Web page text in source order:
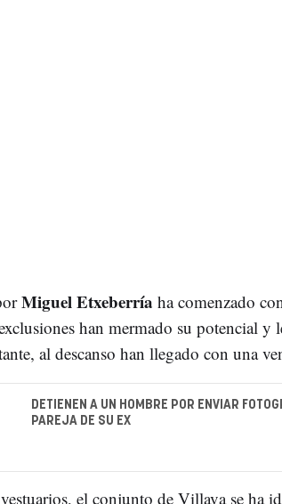
Miguel Etxeberría ha comenzado
han mermado su potencial
al descanso han llegado con una
DETIENEN A UN HOMBRE POR ENVIAR
PAREJA DE SU EX
el conjunto de Villava se ha